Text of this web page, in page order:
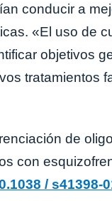
conducir a
«El uso de
objetivos
tratamientos
de
con
/ s41398-